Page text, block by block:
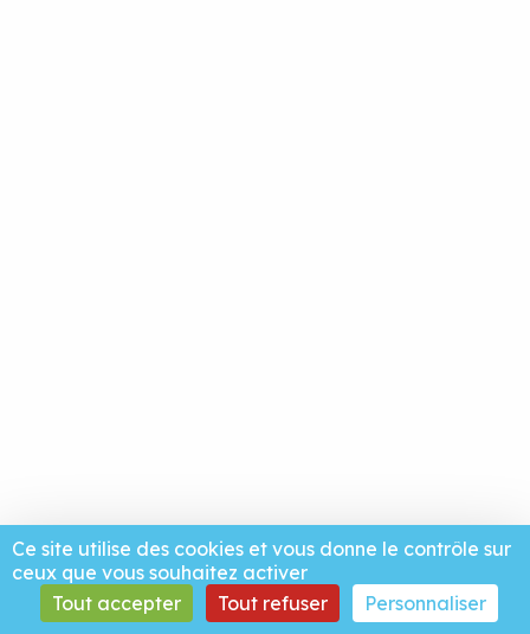
Ce site utilise des cookies et vous donne le contrôle sur
ceux que vous souhaitez activer
Tout accepter
Tout refuser Personnaliser